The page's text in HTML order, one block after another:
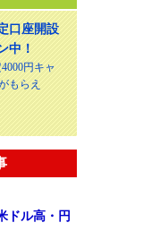
口座開設
中！
円キャ
もらえ
ドル高・円